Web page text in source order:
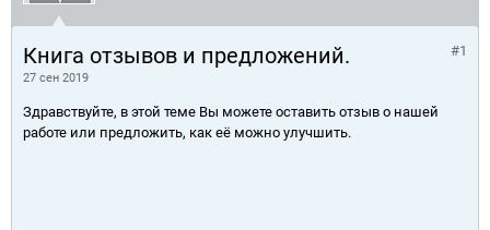
Книга отзывов и предложений.
27 сен 2019
#1
Здравствуйте, в этой теме Вы можете оставить отзыв о нашей
работе или предложить, как её можно улучшить.